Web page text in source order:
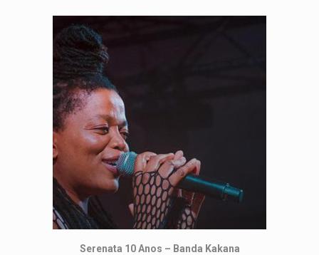
Serenata 10 Anos – Banda Kakana